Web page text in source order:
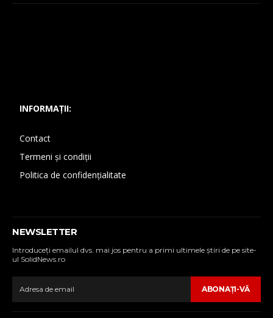
INFORMAȚII:
Contact
Termeni și condiții
Politica de confidențialitate
NEWSLETTER
Introduceţi emailul dvs. mai jos pentru a primi ultimele ştiri de pe site-
ul SolidNews.ro
ABONAŢI-VĂ